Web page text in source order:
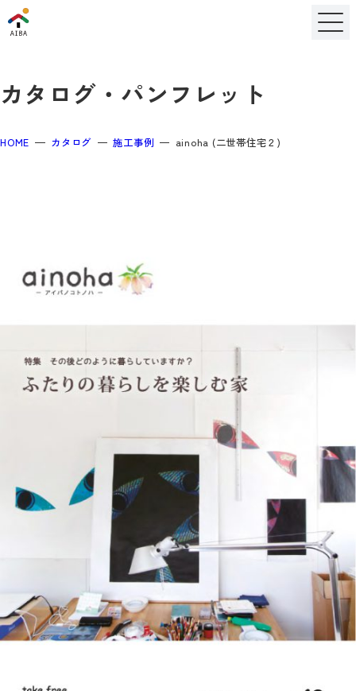
カタログ・パンフレット
HOME カタログ 施工事例 ainoha (二世帯住宅２)